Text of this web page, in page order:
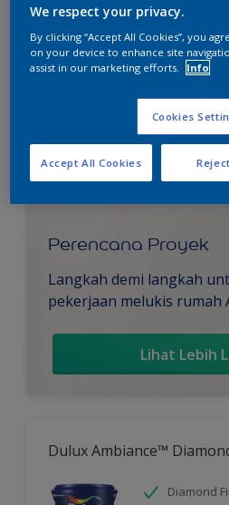
Perencana Proyek
Langkah demi langkah
pekerjaan melukis rumah
Lihat Lebih
Dulux Ambiance™
Diamond
We respect your privacy.
By clicking “Accept All Cookies”, you
on your device to enhance site
assist in our marketing efforts.
Info
Cookies
Accept All Cookies